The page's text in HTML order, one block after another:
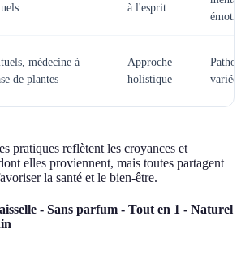
à l'esprit
médecine à
de plantes
Approche
holistique
variées
pratiques reflètent les croyances et
elles proviennent, mais toutes partagent
la santé et le bien-être.
- Sans parfum - Tout en 1 - Naturel